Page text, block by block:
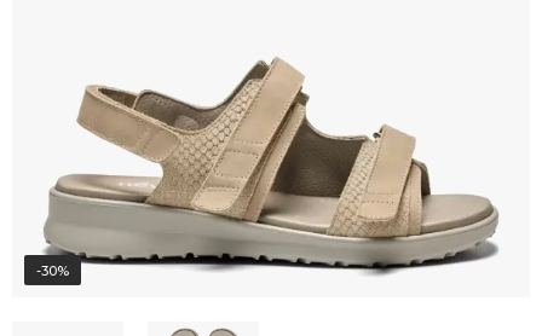
-30%